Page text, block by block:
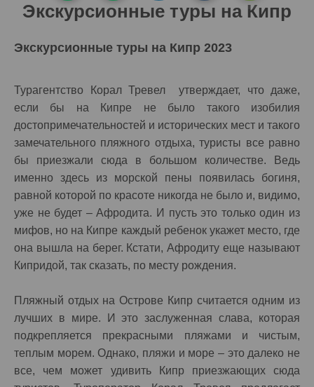
Экскурсионные туры на Кипр
Экскурсионные туры на Кипр 2023
Турагентство Корал Тревел утверждает, что даже,
если бы на Кипре не было такого изобилия
достопримечательностей и исторических мест и такого
замечательного пляжного отдыха, туристы все равно
бы приезжали сюда в большом количестве. Ведь
именно здесь из морской пены появилась богиня,
равной которой по красоте никогда не было и, видимо,
уже не будет – Афродита. И пусть это только один из
мифов, но на Кипре каждый ребенок укажет место, где
она вышла на берег. Кстати, Афродиту еще называют
Кипридой, так сказать, по месту рождения.
Пляжный отдых на Острове Кипр считается одним из
лучших в мире. И это заслуженная слава, которая
подкрепляется прекрасными пляжами и чистым,
теплым морем. Однако, пляжи и море – это далеко не
все, чем может удивить Кипр приезжающих сюда